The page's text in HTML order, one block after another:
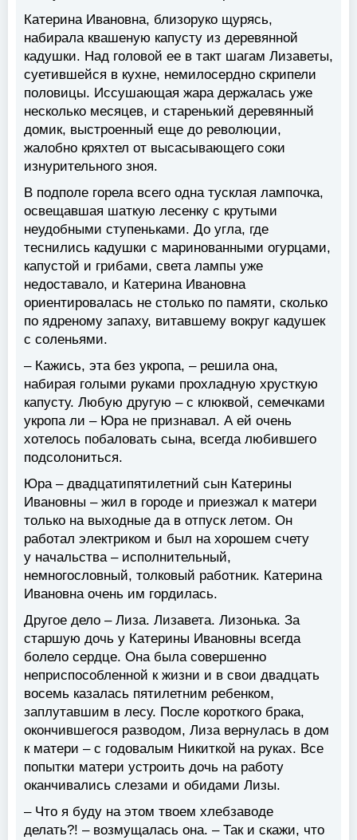
Катерина Ивановна, близоруко щурясь,
набирала квашеную капусту из деревянной
кадушки. Над головой ее в такт шагам Лизаветы,
суетившейся в кухне, немилосердно скрипели
половицы. Иссушающая жара держалась уже
несколько месяцев, и старенький деревянный
домик, выстроенный еще до революции,
жалобно кряхтел от высасывающего соки
изнурительного зноя.
В подполе горела всего одна тусклая лампочка,
освещавшая шаткую лесенку с крутыми
неудобными ступеньками. До угла, где
теснились кадушки с маринованными огурцами,
капустой и грибами, света лампы уже
недоставало, и Катерина Ивановна
ориентировалась не столько по памяти, сколько
по ядреному запаху, витавшему вокруг кадушек
с соленьями.
– Кажись, эта без укропа, – решила она,
набирая голыми руками прохладную хрусткую
капусту. Любую другую – с клюквой, семечками
укропа ли – Юра не признавал. А ей очень
хотелось побаловать сына, всегда любившего
подсолониться.
Юра – двадцатипятилетний сын Катерины
Ивановны – жил в городе и приезжал к матери
только на выходные да в отпуск летом. Он
работал электриком и был на хорошем счету
у начальства – исполнительный,
немногословный, толковый работник. Катерина
Ивановна очень им гордилась.
Другое дело – Лиза. Лизавета. Лизонька. За
старшую дочь у Катерины Ивановны всегда
болело сердце. Она была совершенно
неприспособленной к жизни и в свои двадцать
восемь казалась пятилетним ребенком,
заплутавшим в лесу. После короткого брака,
окончившегося разводом, Лиза вернулась в дом
к матери – с годовалым Никиткой на руках. Все
попытки матери устроить дочь на работу
оканчивались слезами и обидами Лизы.
– Что я буду на этом твоем хлебзаводе
делать?! – возмущалась она. – Так и скажи, что